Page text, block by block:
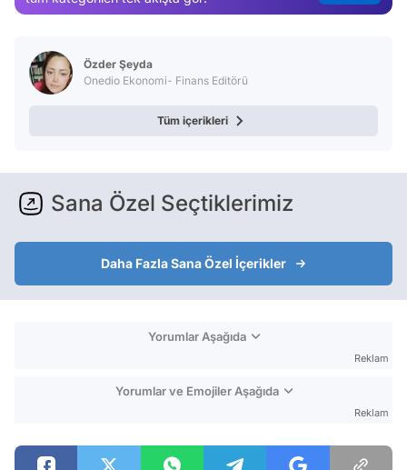
Test
Özder Şeyda
Onedio Ekonomi- Finans Editörü
Tüm içerikleri
Sana Özel Seçtiklerimiz
Daha Fazla Sana Özel İçerikler
Yorumlar Aşağıda
Reklam
Yorumlar ve Emojiler Aşağıda
Reklam